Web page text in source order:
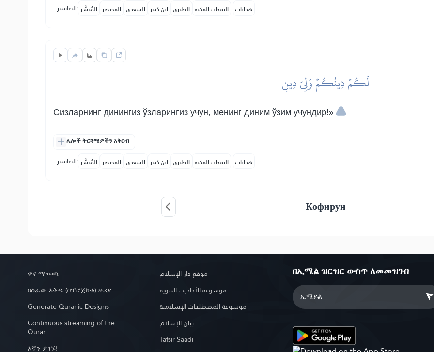
التفاسير: المُيسَّر المختصر السعدي ابن كثير الطبري النفحات المكية | هدايات
لَكُمۡ دِينُكُمۡ وَلِيَ دِينِ
Сизларнинг динингиз ўзларингиз учун, менинг диним ўзим учундир!»
ሌሎች ትርጓሜዎችን አቅርብ
التفاسير: المُيسَّر المختصر السعدي ابن كثير الطبري النفحات المكية | هدايات
Кофирун
ዋና ማውጫ
በስራው እቅዱ (በፕሮጀክቱ) ዙሪያ
Generate Quranic Designs
Continuous streaming of the
Quran
እኛን ያግኙ!
موقع دار الإسلام
موسوعة الأحاديث النبوية
موسوعة المصطلحات الإسلامية
بيان الإسلام
Tafsir Saadi
በኢሜል ዝርዝር ውስጥ ለመመዝገብ